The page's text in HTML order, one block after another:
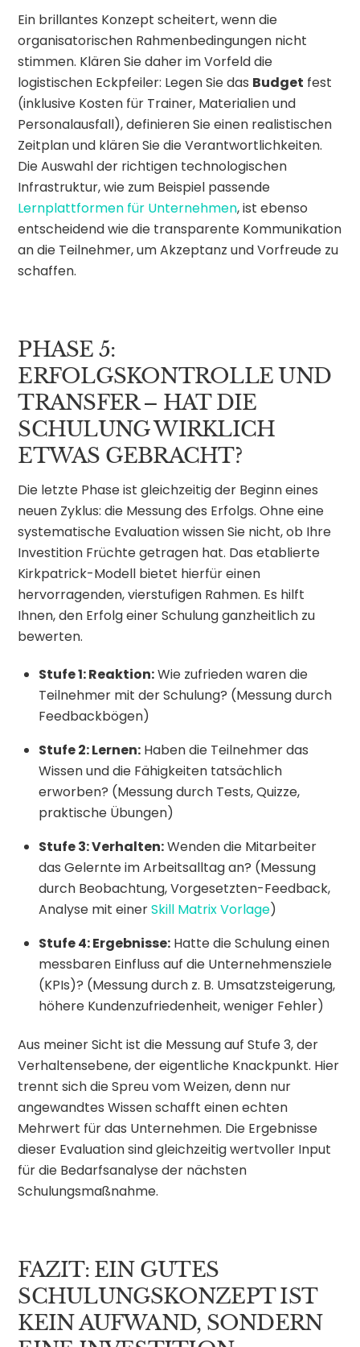
Ein brillantes Konzept scheitert, wenn die
organisatorischen Rahmenbedingungen nicht
stimmen. Klären Sie daher im Vorfeld die
logistischen Eckpfeiler: Legen Sie das Budget fest
(inklusive Kosten für Trainer, Materialien und
Personalausfall), definieren Sie einen realistischen
Zeitplan und klären Sie die Verantwortlichkeiten.
Die Auswahl der richtigen technologischen
Infrastruktur, wie zum Beispiel passende
Lernplattformen für Unternehmen, ist ebenso
entscheidend wie die transparente Kommunikation
an die Teilnehmer, um Akzeptanz und Vorfreude zu
schaffen.
PHASE 5:
ERFOLGSKONTROLLE UND
TRANSFER – HAT DIE
SCHULUNG WIRKLICH
ETWAS GEBRACHT?
Die letzte Phase ist gleichzeitig der Beginn eines
neuen Zyklus: die Messung des Erfolgs. Ohne eine
systematische Evaluation wissen Sie nicht, ob Ihre
Investition Früchte getragen hat. Das etablierte
Kirkpatrick-Modell bietet hierfür einen
hervorragenden, vierstufigen Rahmen. Es hilft
Ihnen, den Erfolg einer Schulung ganzheitlich zu
bewerten.
Stufe 1: Reaktion:Wie zufrieden waren die
Teilnehmer mit der Schulung? (Messung durch
Feedbackbögen)
Stufe 2: Lernen: Haben die Teilnehmer das
Wissen und die Fähigkeiten tatsächlich
erworben? (Messung durch Tests, Quizze,
praktische Übungen)
Stufe 3: Verhalten:Wenden die Mitarbeiter
das Gelernte im Arbeitsalltag an? (Messung
durch Beobachtung, Vorgesetzten-Feedback,
Analyse mit einerSkill Matrix Vorlage)
Stufe 4: Ergebnisse: Hatte die Schulung einen
messbaren Einfluss auf die Unternehmensziele
(KPIs)? (Messung durch z. B. Umsatzsteigerung,
höhere Kundenzufriedenheit, weniger Fehler)
Aus meiner Sicht ist die Messung auf Stufe 3, der
Verhaltensebene, der eigentliche Knackpunkt. Hier
trennt sich die Spreu vom Weizen, denn nur
angewandtes Wissen schafft einen echten
Mehrwert für das Unternehmen. Die Ergebnisse
dieser Evaluation sind gleichzeitig wertvoller Input
für die Bedarfsanalyse der nächsten
Schulungsmaßnahme.
FAZIT: EIN GUTES
SCHULUNGSKONZEPT IST
KEIN AUFWAND, SONDERN